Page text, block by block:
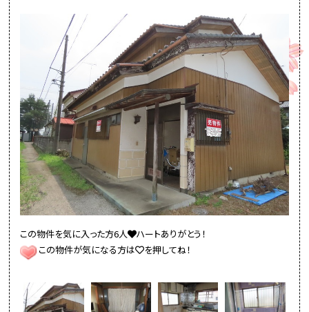
この物件を気に入った方6人
ハートありがとう！
この物件が気になる方は
を押してね！